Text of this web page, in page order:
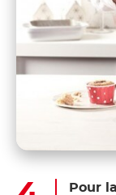
Pour